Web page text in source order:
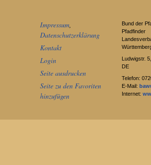
Impressum,
Datenschutzerklärung
Kontakt
Login
Seite ausdrucken
Seite zu den Favoriten
hinzufügen
Bund der
Pfadfinder
Ludwigstr.
DE
Telefon:
E-Mail:
Internet: